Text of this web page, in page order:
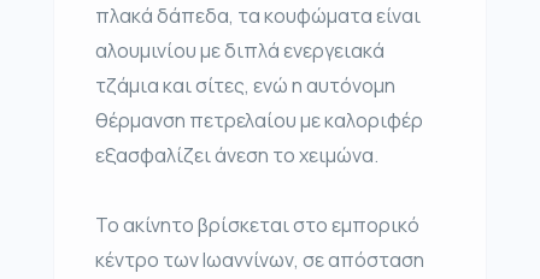
πλακά δάπεδα, τα κουφώματα είναι
αλουμινίου με διπλά ενεργειακά
τζάμια και σίτες, ενώ η αυτόνομη
θέρμανση πετρελαίου με καλοριφέρ
εξασφαλίζει άνεση το χειμώνα.
Το ακίνητο βρίσκεται στο εμπορικό
κέντρο των Ιωαννίνων, σε απόσταση